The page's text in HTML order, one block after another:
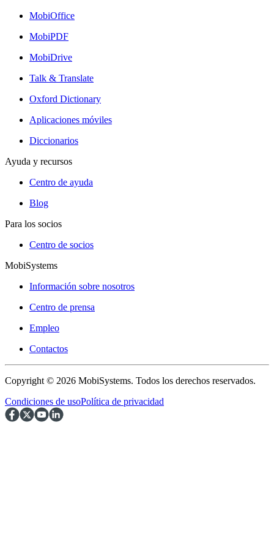
MobiOffice
MobiPDF
MobiDrive
Talk & Translate
Oxford Dictionary
Aplicaciones móviles
Diccionarios
Ayuda y recursos
Centro de ayuda
Blog
Para los socios
Centro de socios
MobiSystems
Información sobre nosotros
Centro de prensa
Empleo
Contactos
Copyright © 2026 MobiSystems. Todos los derechos reservados.
Condiciones de usoPolítica de privacidad